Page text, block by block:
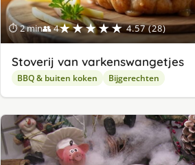
⏱ 2 min👥 4★★★★★ 4.57 (28)
Stoverij van varkenswangetjes
BBQ & buiten koken Bijgerechten